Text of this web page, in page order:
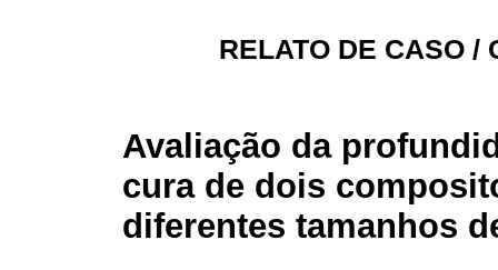
RELATO DE CASO /
Avaliação da
cura de dois
diferentes tamanhos